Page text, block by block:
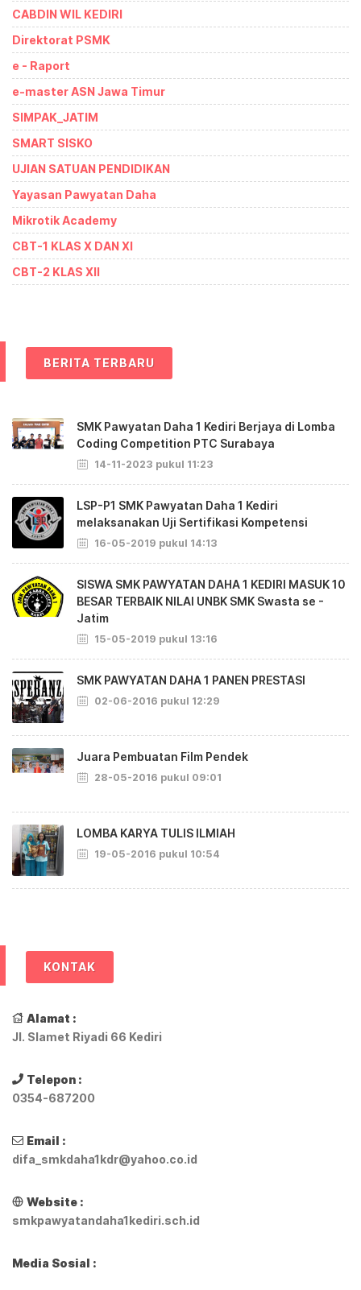
CABDIN WIL KEDIRI
Direktorat PSMK
e - Raport
e-master ASN Jawa Timur
SIMPAK_JATIM
SMART SISKO
UJIAN SATUAN PENDIDIKAN
Yayasan Pawyatan Daha
Mikrotik Academy
CBT-1 KLAS X DAN XI
CBT-2 KLAS XII
BERITA TERBARU
SMK Pawyatan Daha 1 Kediri Berjaya di Lomba
Coding Competition PTC Surabaya
14-11-2023 pukul 11:23
LSP-P1 SMK Pawyatan Daha 1 Kediri
melaksanakan Uji Sertifikasi Kompetensi
16-05-2019 pukul 14:13
SISWA SMK PAWYATAN DAHA 1 KEDIRI MASUK 10
BESAR TERBAIK NILAI UNBK SMK Swasta se -
Jatim
15-05-2019 pukul 13:16
SMK PAWYATAN DAHA 1 PANEN PRESTASI
02-06-2016 pukul 12:29
Juara Pembuatan Film Pendek
28-05-2016 pukul 09:01
LOMBA KARYA TULIS ILMIAH
19-05-2016 pukul 10:54
KONTAK
Alamat :
Jl. Slamet Riyadi 66 Kediri
Telepon :
0354-687200
Email :
difa_smkdaha1kdr@yahoo.co.id
Website :
smkpawyatandaha1kediri.sch.id
Media Sosial :